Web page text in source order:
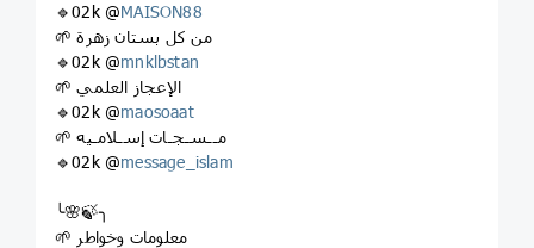
🔹02k @MAISON88
🌱 من كل بستان زهرة
🔹02k @mnklbstan
🌱 الإعجاز العلمي
🔹02k @maosoaat
🌱 مــسـجـات إسـلامـيه
🔹02k @message_islam
╰🌸🍃╮
🌱 معلومات وخواطر